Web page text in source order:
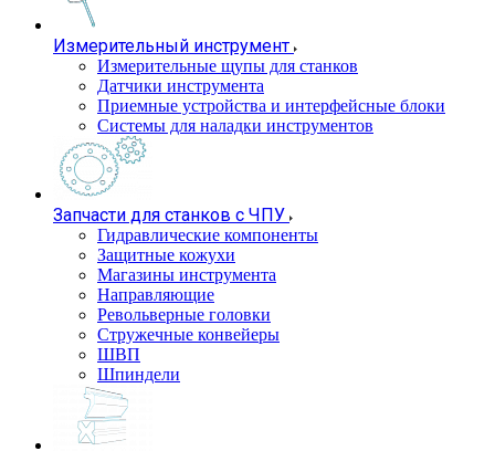
Измерительный инструмент
Измерительные щупы для станков
Датчики инструмента
Приемные устройства и интерфейсные блоки
Системы для наладки инструментов
Запчасти для станков с ЧПУ
Гидравлические компоненты
Защитные кожухи
Магазины инструмента
Направляющие
Револьверные головки
Стружечные конвейеры
ШВП
Шпиндели